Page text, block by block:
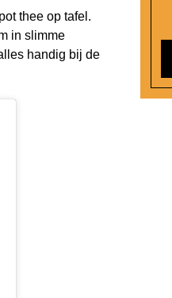
thee op tafel.
in slimme
handig bij de